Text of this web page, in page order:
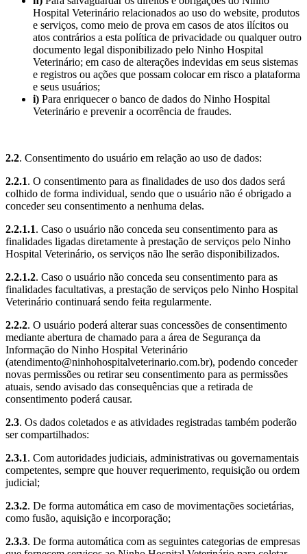
Hospital Veterinário relacionados ao uso do website, produtos
e serviços, como meio de prova em casos de atos ilícitos ou
atos contrários a esta política de privacidade ou qualquer outro
documento legal disponibilizado pelo Ninho Hospital
Veterinário; em caso de alterações indevidas em seus sistemas
e registros ou ações que possam colocar em risco a plataforma
e seus usuários;
i) Para enriquecer o banco de dados do Ninho Hospital
Veterinário e prevenir a ocorrência de fraudes.
2.2. Consentimento do usuário em relação ao uso de dados:
2.2.1. O consentimento para as finalidades de uso dos dados será
colhido de forma individual, sendo que o usuário não é obrigado a
conceder seu consentimento a nenhuma delas.
2.2.1.1. Caso o usuário não conceda seu consentimento para as
finalidades ligadas diretamente à prestação de serviços pelo Ninho
Hospital Veterinário, os serviços não lhe serão disponibilizados.
2.2.1.2. Caso o usuário não conceda seu consentimento para as
finalidades facultativas, a prestação de serviços pelo Ninho Hospital
Veterinário continuará sendo feita regularmente.
2.2.2. O usuário poderá alterar suas concessões de consentimento
mediante abertura de chamado para a área de Segurança da
Informação do Ninho Hospital Veterinário
(atendimento@ninhohospitalveterinario.com.br), podendo conceder
novas permissões ou retirar seu consentimento para as permissões
atuais, sendo avisado das consequências que a retirada de
consentimento poderá causar.
2.3. Os dados coletados e as atividades registradas também poderão
ser compartilhados:
2.3.1. Com autoridades judiciais, administrativas ou governamentais
competentes, sempre que houver requerimento, requisição ou ordem
judicial;
2.3.2. De forma automática em caso de movimentações societárias,
como fusão, aquisição e incorporação;
2.3.3. De forma automática com as seguintes categorias de empresas